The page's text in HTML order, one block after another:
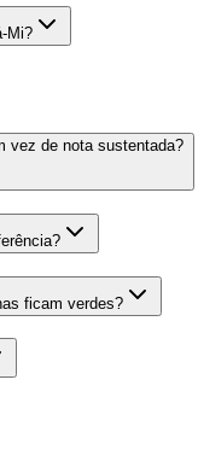
Mi?
vez de nota sustentada?
ficam verdes?